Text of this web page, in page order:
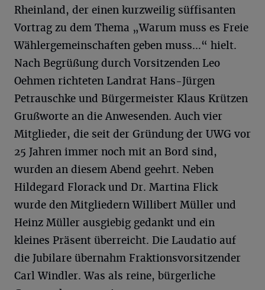
Rheinland, der einen kurzweilig süffisanten
Vortrag zu dem Thema „Warum muss es Freie
Wählergemeinschaften geben muss…“ hielt.
Nach Begrüßung durch Vorsitzenden Leo
Oehmen richteten Landrat Hans-Jürgen
Petrauschke und Bürgermeister Klaus Krützen
Grußworte an die Anwesenden. Auch vier
Mitglieder, die seit der Gründung der UWG vor
25 Jahren immer noch mit an Bord sind,
wurden an diesem Abend geehrt. Neben
Hildegard Florack und Dr. Martina Flick
wurde den Mitgliedern Willibert Müller und
Heinz Müller ausgiebig gedankt und ein
kleines Präsent überreicht. Die Laudatio auf
die Jubilare übernahm Fraktionsvorsitzender
Carl Windler. Was als reine, bürgerliche